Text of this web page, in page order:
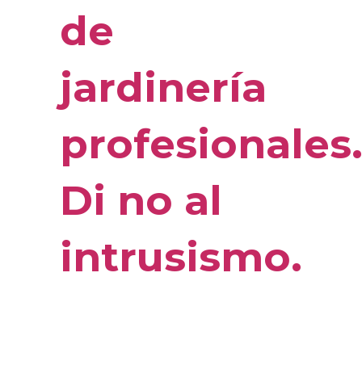
de
jardinería
profesionales.
Di no al
intrusismo.